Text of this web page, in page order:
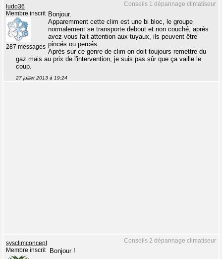
Conseils 1 dépannage climatiseur
ludo36
Membre inscrit
287 messages
Bonjour.
Apparemment cette clim est une bi bloc, le groupe
normalement se transporte debout et non couché, après
avez-vous fait attention aux tuyaux, ils peuvent être
pincés ou percés.
Après sur ce genre de clim on doit toujours remettre du
gaz mais au prix de l'intervention, je suis pas sûr que ça vaille le
coup.
27 juillet 2013 à 19:24
Conseils 2 dépannage climatiseur
sysclimconcept
Membre inscrit
Bonjour !